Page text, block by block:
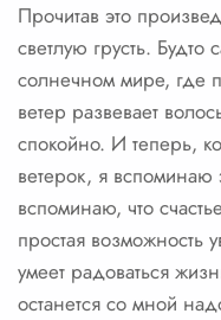
Прочитав это
светлую грусть.
солнечном мире, где
ветер развевает
спокойно. И теперь,
ветерок, я вспоминаю
вспоминаю, что
простая возможность
умеет радоваться
останется со мной